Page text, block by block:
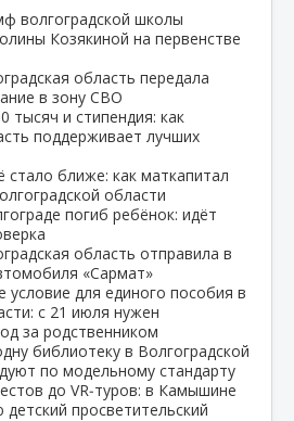
волгоградской школы
Козякиной на первенстве
область передала
в зону СВО
тысяч и стипендия: как
поддерживает лучших
стало ближе: как маткапитал
области
погиб ребёнок: идёт
область отправила в
«Сармат»
условие для единого пособия в
с 21 июля нужен
за родственником
библиотеку в Волгоградской
по модельному стандарту
до VR‑туров: в Камышине
просветительский